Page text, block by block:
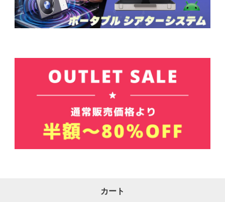
カート